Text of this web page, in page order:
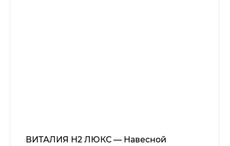
ВИТАЛИЯ Н2 ЛЮКС — Навесной